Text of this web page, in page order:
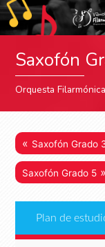
Saxofón
Orquesta
« Saxofón Grado
Saxofón Grado 5 »
Plan de